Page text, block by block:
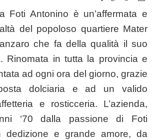
Foti Antonino è un’affermata e
del popoloso quartiere Mater
che fa della qualità il suo
Rinomata in tutta la provincia e
ad ogni ora del giorno, grazie
dolciaria e ad un valido
e rosticceria. L’azienda,
‘70 dalla passione di Foti
dedizione e grande amore, da